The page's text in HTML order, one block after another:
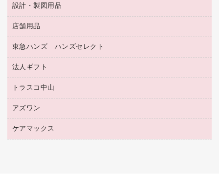
食品添加物製品
プレゼン用ファイル
ファイルボックス
パイプ式ファイル
その他ファイル
クリヤーホルダー
クリヤーブック（差替式）
クリヤーブック（固定式）
マーキングペン（油性）
マーキングペン（水性）
ボールペン（油性）
ボールペン（ゲルインク）
シャープペンシル用替芯
備品／小物ケース
透明テープ 事務用
電話台
針なしステープラー
紙めくり
裁断機
介護用品
医療関連用品
工事関連用品
屋外用品
設計・製図用品
設計・製図用品
店舗用品
店舗運営用品
陳列什器
紙手提げ袋
レジ・ポリ袋
ディスプレイ用品
カウンター／お会計用品
東急ハンズ ハンズセレクト
東急ハンズ
法人ギフト
高島屋
カウネットギフト
高島屋（食品・飲料）
カウネットギフト（食品・飲料）
トラスコ中山
建築・作業用品
アズワン
医療・介護用品（食品・飲料・食添製品）
ケアマックス